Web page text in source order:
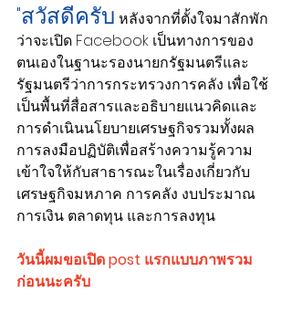
"สวัสดีครับ หลังจากที่ตั้งใจมาสักพัก
ว่าจะเปิด Facebook เป็นทางการของ
ตนเองในฐานะรองนายกรัฐมนตรีและ
รัฐมนตรีว่าการกระทรวงการคลัง เพื่อใช้
เป็นพื้นที่สื่อสารและอธิบายแนวคิดและ
การดำเนินนโยบายเศรษฐกิจรวมทั้งผล
การลงมือปฏิบัติเพื่อสร้างความรู้ความ
เข้าใจให้กับสาธารณะในเรื่องเกี่ยวกับ
เศรษฐกิจมหภาค การคลัง งบประมาณ
การเงิน ตลาดทุน และการลงทุน
วันนี้ผมขอเปิด post แรกแบบภาพรวม
ก่อนนะครับ